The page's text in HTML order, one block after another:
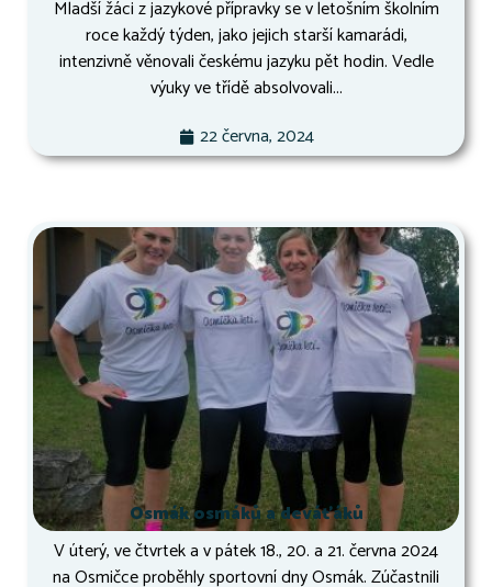
Mladší žáci z jazykové přípravky se v letošním školním
roce každý týden, jako jejich starší kamarádi,
intenzivně věnovali českému jazyku pět hodin. Vedle
výuky ve třídě absolvovali...
22 června, 2024
Osmák osmáků a deváťáků
V úterý, ve čtvrtek a v pátek 18., 20. a 21. června 2024
na Osmičce proběhly sportovní dny Osmák. Zúčastnili